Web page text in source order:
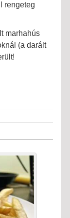
rengeteg
marhahús
(a darált